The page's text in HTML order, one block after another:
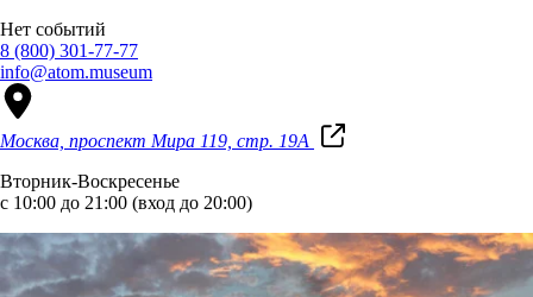
Нет событий
8 (800) 301-77-77
info@atom.museum
Москва, проспект Мира 119, стр. 19А
Вторник-Воскресенье
с 10:00 до 21:00 (вход до 20:00)